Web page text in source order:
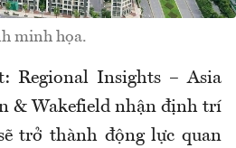
minh họa.
Regional Insights – Asia
& Wakefield nhận định trí
trở thành động lực quan